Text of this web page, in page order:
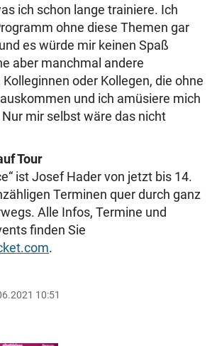
ich schon lange trainiere. Ich
ohne diese Themen gar
es würde mir keinen Spaß
aber manchmal andere
oder Kollegen, die ohne
und ich amüsiere mich
mir selbst wäre das nicht
Tour
ist Josef Hader von jetzt bis 14.
Terminen quer durch ganz
Alle Infos, Termine und
finden Sie
.
10:51